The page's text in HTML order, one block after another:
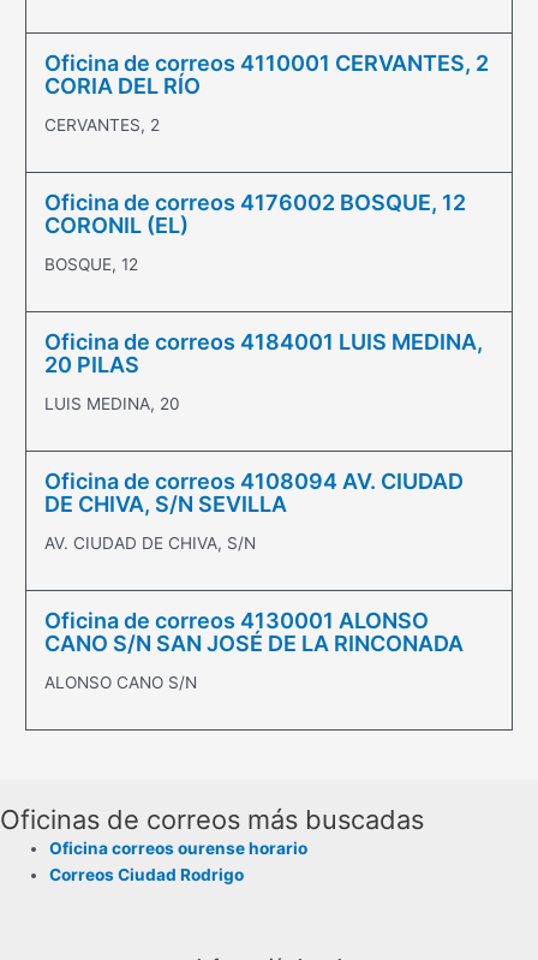
Oficina de correos 4110001 CERVANTES, 2
CORIA DEL RÍO
CERVANTES, 2
Oficina de correos 4176002 BOSQUE, 12
CORONIL (EL)
BOSQUE, 12
Oficina de correos 4184001 LUIS MEDINA,
20 PILAS
LUIS MEDINA, 20
Oficina de correos 4108094 AV. CIUDAD
DE CHIVA, S/N SEVILLA
AV. CIUDAD DE CHIVA, S/N
Oficina de correos 4130001 ALONSO
CANO S/N SAN JOSÉ DE LA RINCONADA
ALONSO CANO S/N
Oficinas de correos más buscadas
Oficina correos ourense horario
Correos Ciudad Rodrigo